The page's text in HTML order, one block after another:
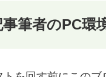
筆者のPC環